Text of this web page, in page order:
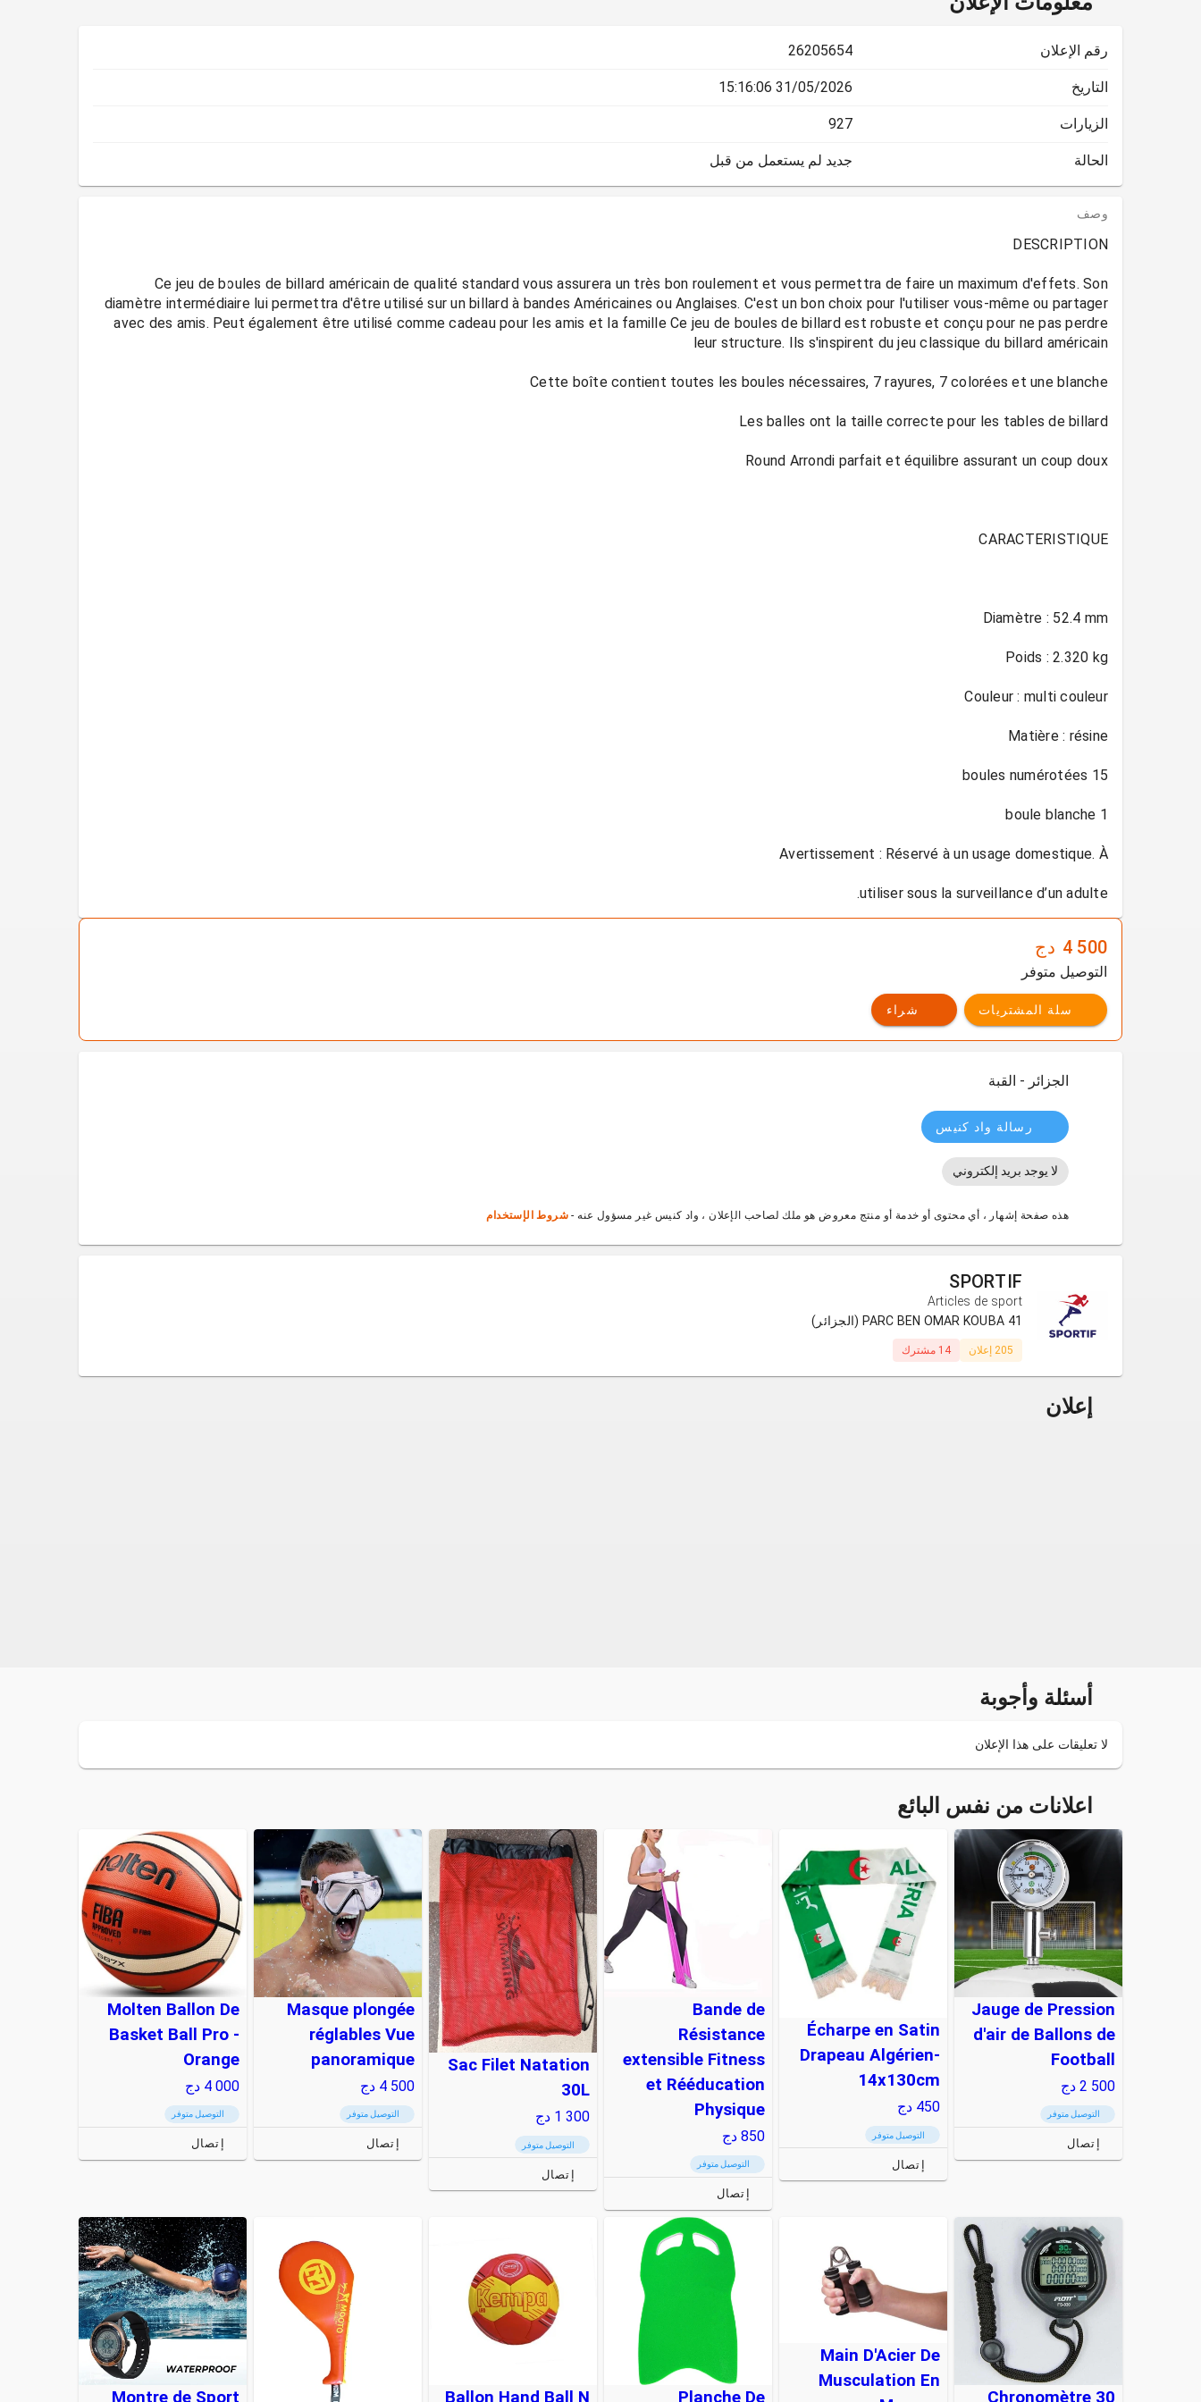
رقم الإعلان 26205654
التاريخ 31/05/2026 15:16:06
الزيارات 927
الحالة جديد لم يستعمل من قبل
وصف
Ce jeu de boules de billard américain de qualité standard vous assurera un très bon roulement et vous permettra de faire un maximum d'effets. Son
diamètre intermédiaire lui permettra d'être utilisé sur un billard à bandes Américaines ou Anglaises. C'est un bon choix pour l'utiliser vous-même ou partager
avec des amis. Peut également être utilisé comme cadeau pour les amis et la famille Ce jeu de boules de billard est robuste et conçu pour ne pas perdre
CARACTERISTIQUE
Couleur : multi couleur
1 boule blanche
utiliser sous la surveillance d’un adulte.
4 500 دج
التوصيل متوفر
سلة المشتريات شراء
الجزائر - القبة
رسالة واد كنيس
لا يوجد بريد إلكتروني
هذه صفحة إشهار ، أي محتوى أو خدمة أو منتج معروض هو ملك لصاحب الإعلان ، واد كنيس غير مسؤول عنه - شروط الإستخدام
SPORTIF
Articles de sport
41 PARC BEN OMAR KOUBA (الجزائر)
205 إعلان 14 مشترك
إعلان
أسئلة وأجوبة
لا تعليقات على هذا الإعلان
اعلانات من نفس البائع
Jauge de Pression
d'air de Ballons de
Football
2 500 دج
التوصيل متوفر
إتصال
Écharpe en Satin
Drapeau Algérien-
14x130cm
450 دج
التوصيل متوفر
إتصال
Bande de
Résistance
extensible Fitness
et Rééducation
Physique
850 دج
التوصيل متوفر
إتصال
Sac Filet Natation
30L
1 300 دج
التوصيل متوفر
إتصال
Masque plongée
réglables Vue
panoramique
4 500 دج
التوصيل متوفر
إتصال
Molten Ballon De
Basket Ball Pro -
Orange
4 000 دج
التوصيل متوفر
إتصال
Chronomètre 30
Main D'Acier De
Musculation En
Planche De
Ballon Hand Ball N
Montre de Sport